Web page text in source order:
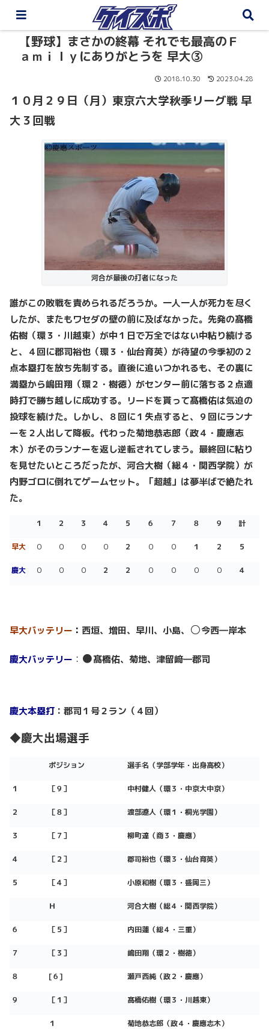
【野球】まさかの終幕 それでも最高のＦ
ａｍｉｌｙにありがとうを 早大③
2018.10.30 2023.04.28
１０月２９ 日（月）東京六大学秋季リーグ戦 早
大３回戦
河合が最後の打者になった
誰がこの敗戦を責められるだろうか。一人一人が死力を尽く
したが、またもワセダの壁の前に及ばなかった。先発の髙橋
佑樹（環３・川越東）が中１日で万全ではない中粘り続ける
と、４回に郡司裕也（環３・仙台育英）が待望の今季初の２
点本塁打を放ち先制する。直後に追いつかれるも、その裏に
満塁から嶋田翔（環２・樹徳）がセンター前に落ちる２点適
時打で勝ち越しに成功する。リードを貰って髙橋佑は気迫の
投球を続けた。しかし、８回に１失点すると、９回にランナ
ーを２人出して降板。代わった菊地恭志郎（政４・慶應志
木）がそのランナーを返し逆転されてしまう。最終回に粘り
を見せたいところだったが、河合大樹（総４・関西学院）が
内野ゴロに倒れてゲームセット。「超越」は夢半ばで絶たれ
た。
１ ２ ３ ４ ５ ６ ７ ８ ９ 計
早大 ０ ０ ０ ０ ２ ０ ０ １ ２ ５
慶大 ０ ０ ０ ２ ２ ０ ０ ０ ０ ４
早大バッテリー ： 西垣、増田、早川、小島、 ○今西―岸本
慶大バッテリー ： ●髙橋佑、菊地、津留﨑―郡司
慶大本塁打 ：郡司１号２ラン（４回）
◆慶大出場選手
ポジション 選手名（学部学年・出身高校）
１ ［９］ 中村健人（環３・中京大中京）
２ ［８］ 渡部遼人（環１・桐光学園）
３ ［７］ 柳町達（商３・慶應）
４ ［２］ 郡司裕也（環３・仙台育英）
５ ［４］ 小原和樹（環３・盛岡三）
Ｈ 河合大樹（総４・関西学院）
６ ［５］ 内田蓮（総４・三重）
７ ［３］ 嶋田翔（環２・樹徳）
８ [６] 瀬戸西純（政２・慶應）
９ ［ １ ］ 髙橋佑樹（環３・川越東）
１ 菊地恭志郎（政４・慶應志木）